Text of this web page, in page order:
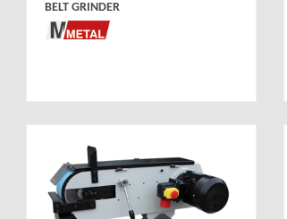
BELT GRINDER